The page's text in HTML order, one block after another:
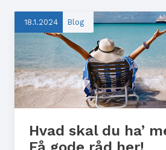
18.1.2024 Blog
Hvad skal du ha’